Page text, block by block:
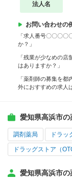
法人名
お問い合わせの
「求人番号〇〇〇
か？」
「残業が少なめの
はありますか？」
「薬剤師の募集を
外におすすめの求人
愛知県高浜市
調剤薬局 ドラッ
ドラッグストア（
愛知県高浜市